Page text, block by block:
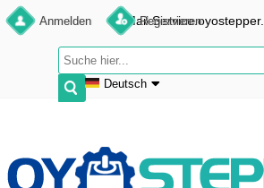
Anmelden Registrieren
Deutsch
Français
E-